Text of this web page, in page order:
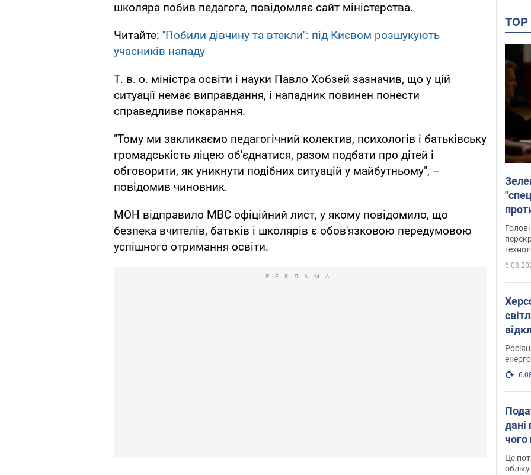
школяра побив педагога, повідомляє сайт міністерства.
Читайте: ''Побили дівчину та втекли'': під Києвом розшукують
учасників нападу
Т. в. о. міністра освіти і науки Павло Хобзей зазначив, що у цій
ситуації немає виправдання, і нападник повинен понести
справедливе покарання.
"Тому ми закликаємо педагогічний колектив, психологів і батьківську
громадськість ліцею об'єднатися, разом подбати про дітей і
обговорити, як уникнути подібних ситуацій у майбутньому", –
повідомив чиновник.
МОН відправило МВС офіційний лист, у якому повідомило, що
безпека вчителів, батьків і школярів є обов'язковою передумовою
успішного отримання освіти.
дані
чого
Це
обліку